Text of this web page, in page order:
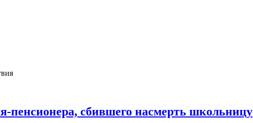
пенсионера, сбившего насмерть школьницу